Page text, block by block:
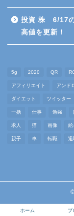
投資 株 6/17の
高値を更新！
5g 2020 QR
アフィリエイト アンド
ダイエット ツイッター
一括 仕事 勉強
求人 猫 画像 給
親子 車 転職 退
ホーム プ